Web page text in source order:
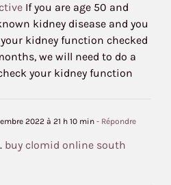
If you are age 50 and
kidney disease and you
kidney function checked
we will need to do a
your kidney function
2022 à 21 h 10 min - Répondre
buy clomid online south